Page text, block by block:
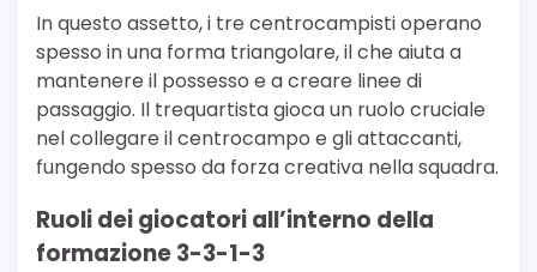
In questo assetto, i tre centrocampisti operano
spesso in una forma triangolare, il che aiuta a
mantenere il possesso e a creare linee di
passaggio. Il trequartista gioca un ruolo cruciale
nel collegare il centrocampo e gli attaccanti,
fungendo spesso da forza creativa nella squadra.
Ruoli dei giocatori all’interno della
formazione 3-3-1-3